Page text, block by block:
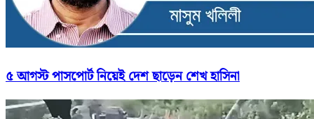
৫ আগস্ট পাসপোর্ট নিয়েই দেশ ছাড়েন শেখ হাসিনা